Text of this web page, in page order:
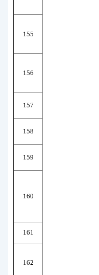
155
156
157
158
159
160
161
162